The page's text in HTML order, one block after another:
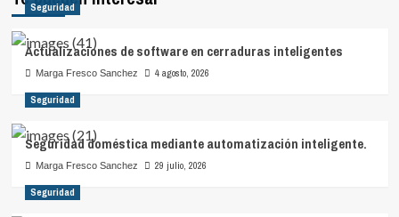
Seguridad
Actualizaciones de software en cerraduras inteligentes
Marga Fresco Sanchez 4 agosto, 2026
Seguridad
Seguridad doméstica mediante automatización inteligente.
Marga Fresco Sanchez 29 julio, 2026
Seguridad